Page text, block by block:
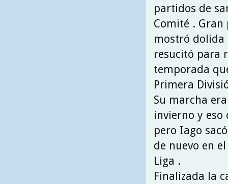
partidos de
Comité .
mostró dolida
resucitó para
temporada
Primera
Su marcha
invierno y eso
pero Iago
de nuevo en
Liga .
Finalizada la